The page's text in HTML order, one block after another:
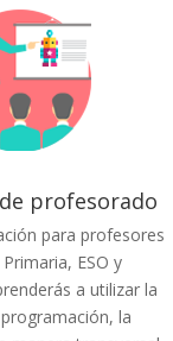
profesorado
para profesores
ESO y
a utilizar la
la